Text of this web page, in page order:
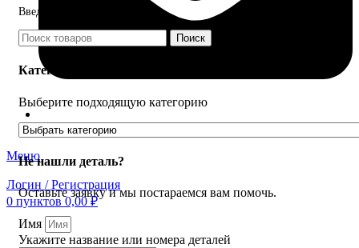
FTS-omsk@mail.ru
Меню
Логин / Регистрация
0 пунктов 0,00₽
Введите название детали
Поиск
Категории товаров
Выберите подходящую категорию
Не нашли деталь?
Оставьте заявку и мы постараемся вам помочь.
Имя
Укажите название или номера деталей